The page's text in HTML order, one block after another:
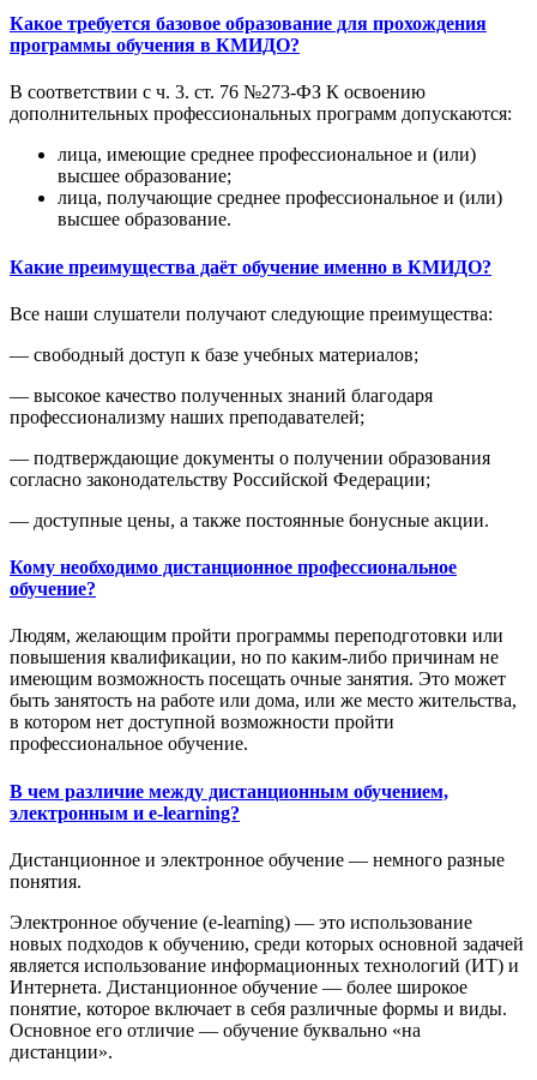
Какое требуется базовое образование для прохождения
программы обучения в КМИДО?
В соответствии с ч. 3. ст. 76 №273-ФЗ К освоению
дополнительных профессиональных программ допускаются:
лица, имеющие среднее профессиональное и (или)
высшее образование;
лица, получающие среднее профессиональное и (или)
высшее образование.
Какие преимущества даёт обучение именно в КМИДО?
Все наши слушатели получают следующие преимущества:
— свободный доступ к базе учебных материалов;
— высокое качество полученных знаний благодаря
профессионализму наших преподавателей;
— подтверждающие документы о получении образования
согласно законодательству Российской Федерации;
— доступные цены, а также постоянные бонусные акции.
Кому необходимо дистанционное профессиональное
обучение?
Людям, желающим пройти программы переподготовки или
повышения квалификации, но по каким-либо причинам не
имеющим возможность посещать очные занятия. Это может
быть занятость на работе или дома, или же место жительства,
в котором нет доступной возможности пройти
профессиональное обучение.
В чем различие между дистанционным обучением,
электронным и e-learning?
Дистанционное и электронное обучение — немного разные
понятия.
Электронное обучение (e-learning) — это использование
новых подходов к обучению, среди которых основной задачей
является использование информационных технологий (ИТ) и
Интернета. Дистанционное обучение — более широкое
понятие, которое включает в себя различные формы и виды.
Основное его отличие — обучение буквально «на
дистанции».